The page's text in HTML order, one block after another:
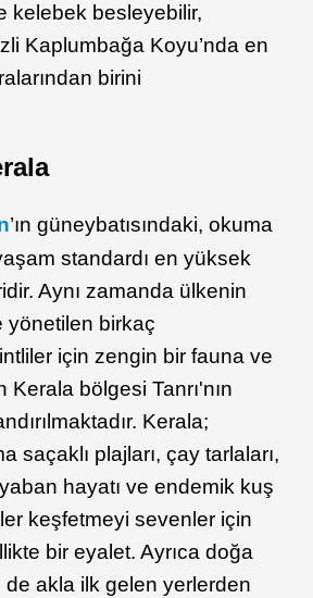
kelebek besleyebilir,
Kaplumbağa Koyu’nda en
birini
’ın güneybatısındaki, okuma
standardı en yüksek
Aynı zamanda ülkenin
yönetilen birkaç
için zengin bir fauna ve
bölgesi Tanrı'nın
Kerala;
saçaklı plajları, çay tarlaları,
hayatı ve endemik kuş
keşfetmeyi sevenler için
bir eyalet. Ayrıca doğa
de akla ilk gelen yerlerden